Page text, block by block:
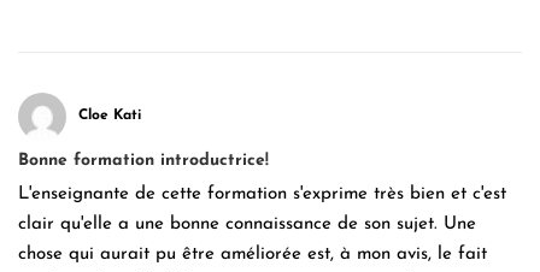
Cloe Kati
Bonne formation introductrice!
L'enseignante de cette formation s'exprime très bien et c'est
clair qu'elle a une bonne connaissance de son sujet. Une
chose qui aurait pu être améliorée est, à mon avis, le fait